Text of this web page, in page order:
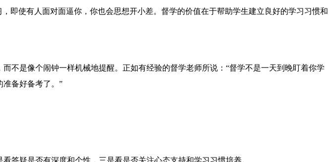
即使有人面对面逼你，你也会思想开小差。督学的价值在于帮助学生建立良好的学习习惯和
不是像个闹钟一样机械地提醒。正如有经验的督学老师所说：“督学不是一天到晚盯着你学
备好备考了。”
答疑是否有深度和个性，三是看是否关注心态支持和学习习惯培养。